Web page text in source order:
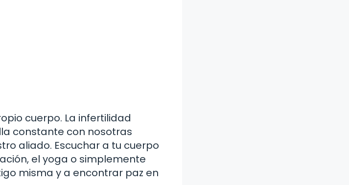
cuerpo. La infertilidad
constante con nosotras
aliado. Escuchar a tu cuerpo
el yoga o simplemente
misma y a encontrar paz en